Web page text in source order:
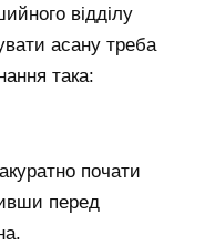
відділу
асану треба
така:
почати
перед